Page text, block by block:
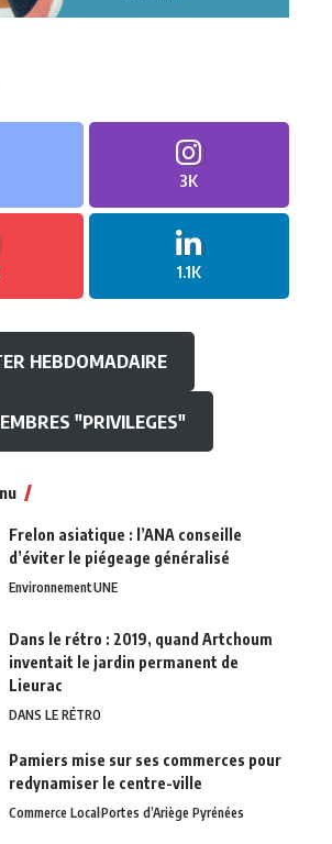
3K
1.1K
HEBDOMADAIRE
"PRIVILEGES"
Frelon asiatique : l’ANA conseille
d’éviter le piégeage généralisé
EnvironnementUNE
Dans le rétro : 2019, quand Artchoum
inventait le jardin permanent de
Lieurac
DANS LE RÉTRO
Pamiers mise sur ses commerces pour
redynamiser le centre-ville
Commerce Local Portes d’Ariège Pyrénées